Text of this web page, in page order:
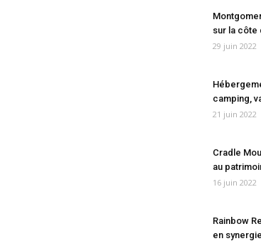
sur la côte
29 juin 2022
camping,
21 juin 2022
Cradle
au
16 juin 2022
Rainbow
en